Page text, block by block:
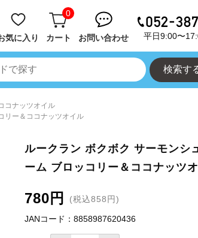
気に入り
0
カート お問い合わせ 平日9:00〜
コナッツオイル
リー＆ココナッツオイル
ルークラン ボクボク サーモンシ
ーム ブロッコリー＆ココナッツ
780円 (税込858円)
JANコード：8858987620436